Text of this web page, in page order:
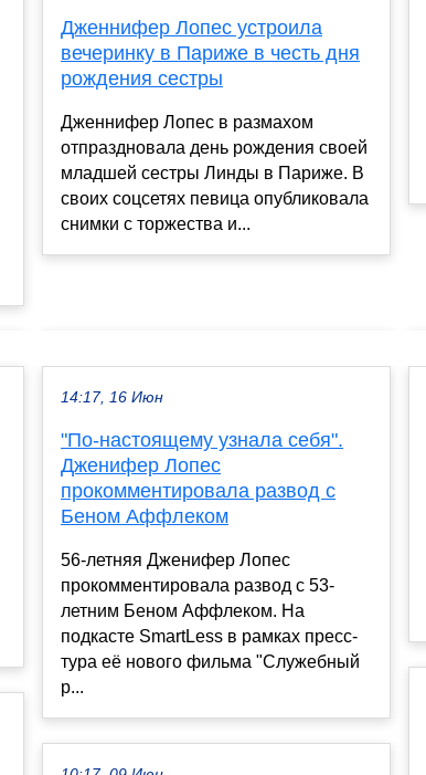
Дженнифер Лопес устроила
вечеринку в Париже в честь дня
рождения сестры
Дженнифер Лопес в размахом
отпраздновала день рождения своей
младшей сестры Линды в Париже. В
своих соцсетях певица опубликовала
снимки с торжества и...
14:17, 16 Июн
"По-настоящему узнала себя".
Дженифер Лопес
прокомментировала развод с
Беном Аффлеком
56-летняя Дженифер Лопес
прокомментировала развод с 53-
летним Беном Аффлеком. На
подкасте SmartLess в рамках пресс-
тура её нового фильма "Служебный
р...